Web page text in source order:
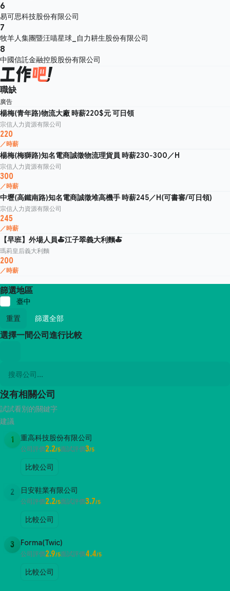
6
易可思科技股份有限公司
7
牧羊人集團暨汪喵星球_自力耕生股份有限公司
8
中國信託金融控股股份有限公司
職缺
廣告
楊梅(青年路)物流大廠 時薪220$元 可日領
宗信人力資源有限公司
220
／時薪
楊梅(梅獅路)知名電商誠徵物流理貨員 時薪230-300／H
宗信人力資源有限公司
300
／時薪
中壢(高鐵南路)知名電商誠徵堆高機手 時薪245／H(可書審/可日領)
宗信人力資源有限公司
245
／時薪
【早班】外場人員🍝江子翠義大利麵🍝
瑪莉皇后義大利麵
200
／時薪
篩選地區
臺中
重置
篩選全部
選擇一間公司進行比較
沒有相關公司
試試看別的關鍵字
建議
1 重高科技股份有限公司
公司評價2.2/5面試評價3/5
比較公司
2 日安鞋業有限公司
公司評價2.2/5面試評價3.7/5
比較公司
3 Forma(Twic)
公司評價2.9/5面試評價4.4/5
比較公司